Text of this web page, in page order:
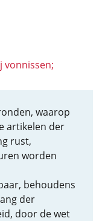
vonnissen;
waarop
artikelen der
rust,
worden
behoudens
der
door de wet